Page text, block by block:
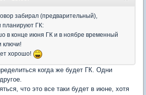
забирал (предварительный),
планируют ГК:
в конце июня ГК и в ноябре временный
ключи!
хорошо!
когда же будет ГК. Одни
что это все таки будет в июне, хотя